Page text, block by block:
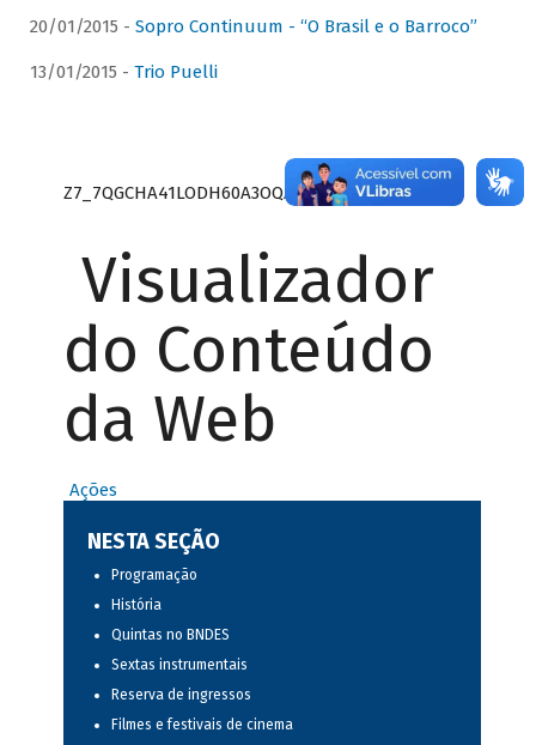
20/01/2015 - Sopro Continuum - “O Brasil e o Barroco”
13/01/2015 - Trio Puelli
Z7_7QGCHA41LODH60A3OQA8RN1415
Visualizador
do Conteúdo
da Web
Ações
NESTA SEÇÃO
Programação
História
Quintas no BNDES
Sextas instrumentais
Reserva de ingressos
Filmes e festivais de cinema